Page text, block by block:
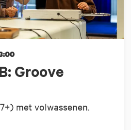
Groove
met volwassenen.